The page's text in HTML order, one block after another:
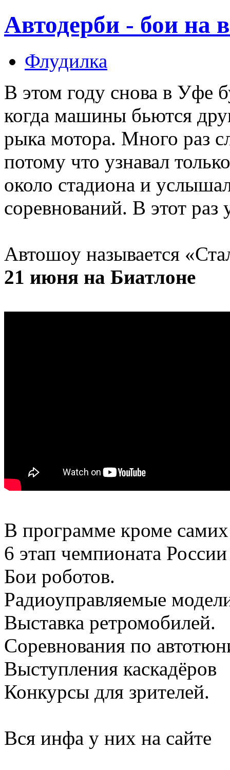
Автодерби - бои на
Флудилка
В этом году снова в Уфе
когда машины бьются
рыка мотора. Много раз
потому что узнавал
около стадиона и
соревнований. В этот раз
Автошоу называется
21 июня на Биатлоне
В программе кроме
6 этап чемпионата
Бои роботов.
Радиоуправляемые
Выставка ретромобилей.
Соревнования по
Выступления каскадёров
Конкурсы для зрителей.
Вся инфа у них на сайте